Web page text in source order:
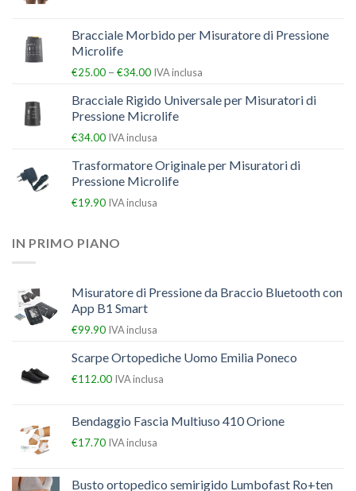
Bracciale Morbido per Misuratore di Pressione
Microlife
€25.00 – €34.00 IVA inclusa
Bracciale Rigido Universale per Misuratori di
Pressione Microlife
€34.00 IVA inclusa
Trasformatore Originale per Misuratori di
Pressione Microlife
€19.90 IVA inclusa
IN PRIMO PIANO
Misuratore di Pressione da Braccio Bluetooth con
App B1 Smart
€99.90 IVA inclusa
Scarpe Ortopediche Uomo Emilia Poneco
€112.00 IVA inclusa
Bendaggio Fascia Multiuso 410 Orione
€17.70 IVA inclusa
Busto ortopedico semirigido Lumbofast Ro+ten